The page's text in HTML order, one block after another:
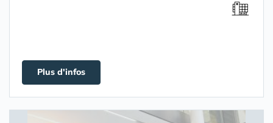
Plus d'infos